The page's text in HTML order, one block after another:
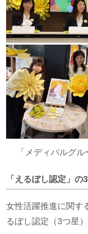
「メディパルグ
「えるぼし認定」の
女性活躍推進に関す
るぼし認定（3つ星